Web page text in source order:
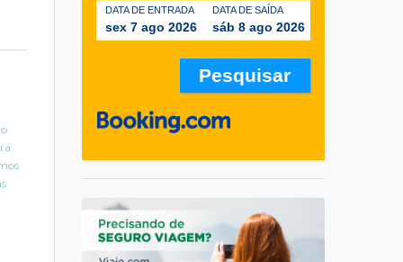
DATA DE ENTRADA
sex 7 ago 2026
DATA DE SAÍDA
sáb 8 ago 2026